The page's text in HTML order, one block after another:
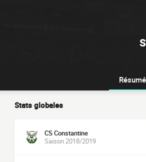
Résumé
Stats globales
CS Constantine
Saison 2018/2019